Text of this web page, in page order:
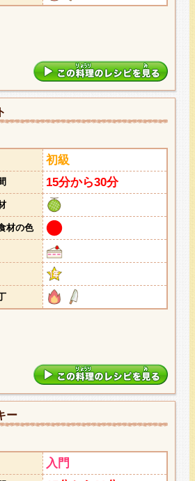
初級
15分から30分
材の色
ー
入門